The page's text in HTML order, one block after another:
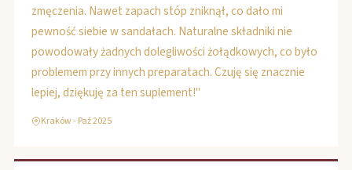
zmęczenia. Nawet zapach stóp zniknął, co dało mi
pewność siebie w sandałach. Naturalne składniki nie
powodowały żadnych dolegliwości żołądkowych, co było
problemem przy innych preparatach. Czuję się znacznie
lepiej, dziękuję za ten suplement!"
Kraków - Paź 2025